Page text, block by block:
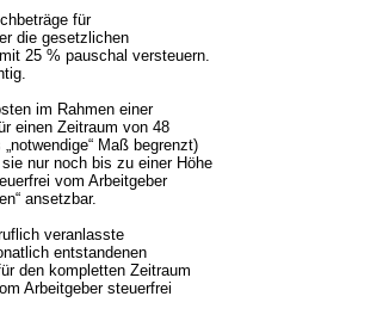
für
die gesetzlichen
25 % pauschal versteuern.
im Rahmen einer
einen Zeitraum von 48
Maß begrenzt)
nur noch bis zu einer Höhe
vom Arbeitgeber
ansetzbar.
veranlasste
entstandenen
den kompletten Zeitraum
Arbeitgeber steuerfrei